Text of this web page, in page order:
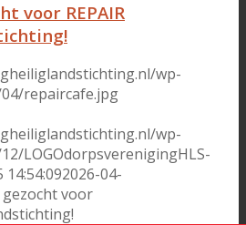
voor REPAIR
wp-
repaircafe.jpg
wp-
LOGOdorpsverenigingHLS-
14:54:092026-04-
voor